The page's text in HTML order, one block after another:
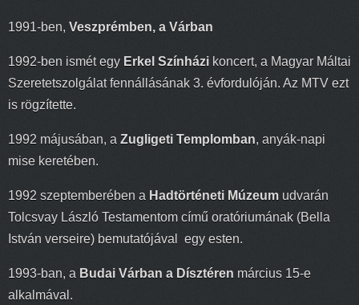
1991-ben, Veszprémben, a Várban
1992-ben ismét egy Erkel Színházi koncert, a Magyar Máltai
Szeretetszolgálat fennállásának 3. évfordulóján. Az MTV ezt
is rögzítette.
1992 májusában, a Zugligeti Templomban, anyák-napi
mise keretében.
1992 szeptemberében a Hadtörténeti Múzeum udvarán
Tolcsvay László Testamentom című oratóriumának (Bella
István verseire) bemutatójával egy esten.
1993-ban, a Budai Várban a Dísztéren március 15-e
alkalmával.